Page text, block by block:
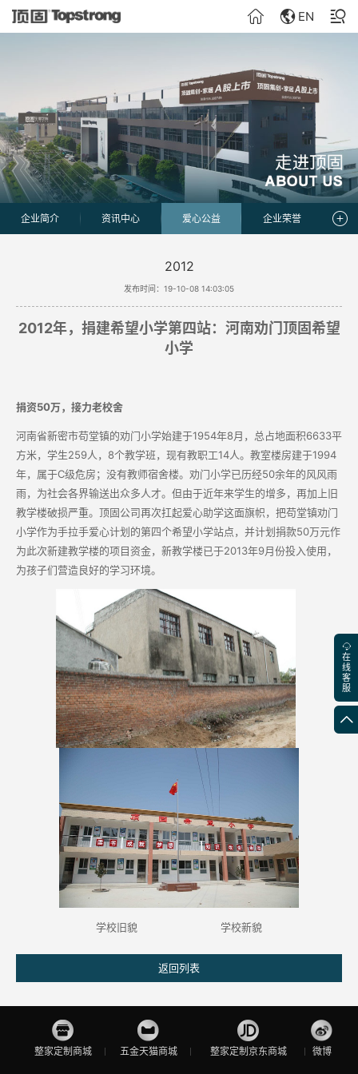
EN
企业简介 资讯中心 爱心公益 企业荣誉
2012
发布时间：19-10-08 14:03:05
2012年，捐建希望小学第四站：河南劝门顶固希望
小学
捐资50万，接力老校舍
河南省新密市苟堂镇的劝门小学始建于1954年8月，总占地面积6633平
方米，学生259人，8个教学班，现有教职工14人。教室楼房建于1994
年，属于C级危房；没有教师宿舍楼。劝门小学已历经50余年的风风雨
雨，为社会各界输送出众多人才。但由于近年来学生的增多，再加上旧
教学楼破损严重。顶固公司再次扛起爱心助学这面旗帜，把苟堂镇劝门
小学作为手拉手爱心计划的第四个希望小学站点，并计划捐款50万元作
为此次新建教学楼的项目资金，新教学楼已于2013年9月份投入使用，
为孩子们营造良好的学习环境。
学校旧貌 学校新貌
返回列表
整家定制商城 五金天猫商城 整家定制京东商城 微博
在
线
客
服